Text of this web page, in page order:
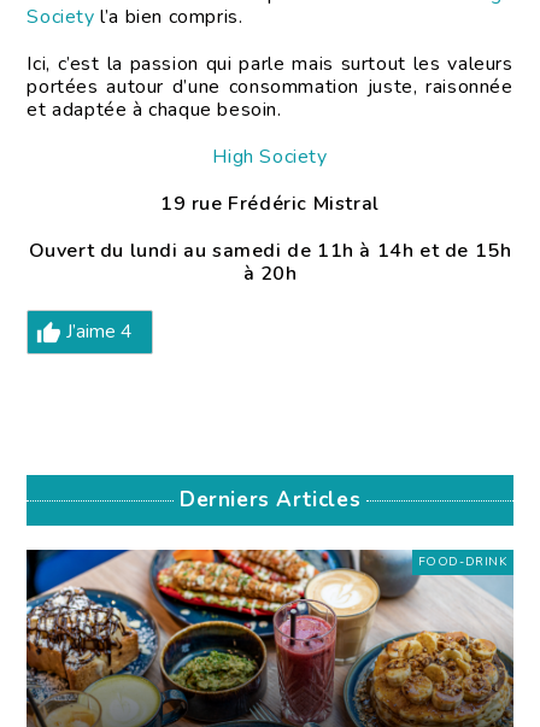
Society l’a bien compris.
Ici, c’est la passion qui parle mais surtout les valeurs
portées autour d’une consommation juste, raisonnée
et adaptée à chaque besoin.
High Society
19 rue Frédéric Mistral
Ouvert du lundi au samedi de 11h à 14h et de 15h
à 20h
J’aime4
Derniers Articles
FOOD-DRINK